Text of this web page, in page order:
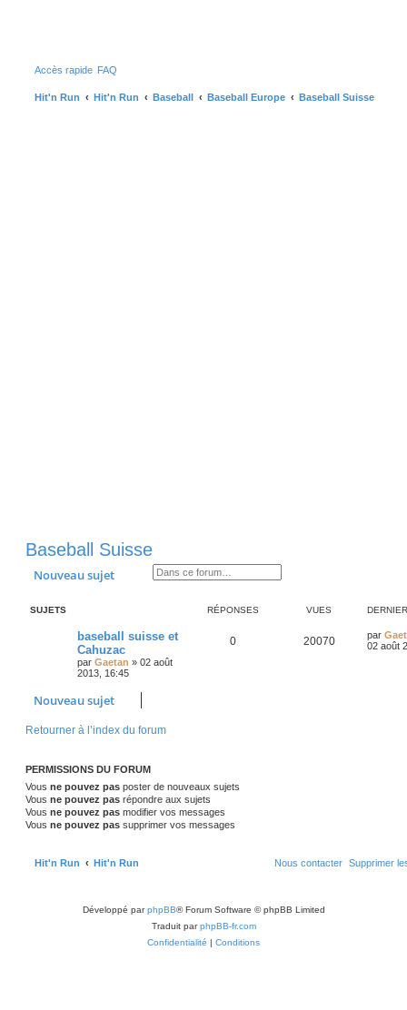
Accès rapide FAQ
Hit'n Run Hit'n Run Baseball Baseball Europe Baseball Suisse
Baseball Suisse
Nouveau sujet Rechercher
Recherche avancée
SUJETS RÉPONSES VUES
baseball suisse et
Cahuzac
par Gaetan » 02 août
2013, 16:45
0R
e
20070V
D
e
par
02 août
Nouveau sujet
Retourner à l’index du forum
PERMISSIONS DU FORUM
Vous ne pouvez pas poster de nouveaux sujets
Vous ne pouvez pas répondre aux sujets
Vous ne pouvez pas modifier vos messages
Vous ne pouvez pas supprimer vos messages
Hit'n Run Hit'n Run Supprimer
Nous contacter
Développé parphpBB® Forum Software © phpBB Limited
Traduit parphpBB-fr.com
Confidentialité | Conditions